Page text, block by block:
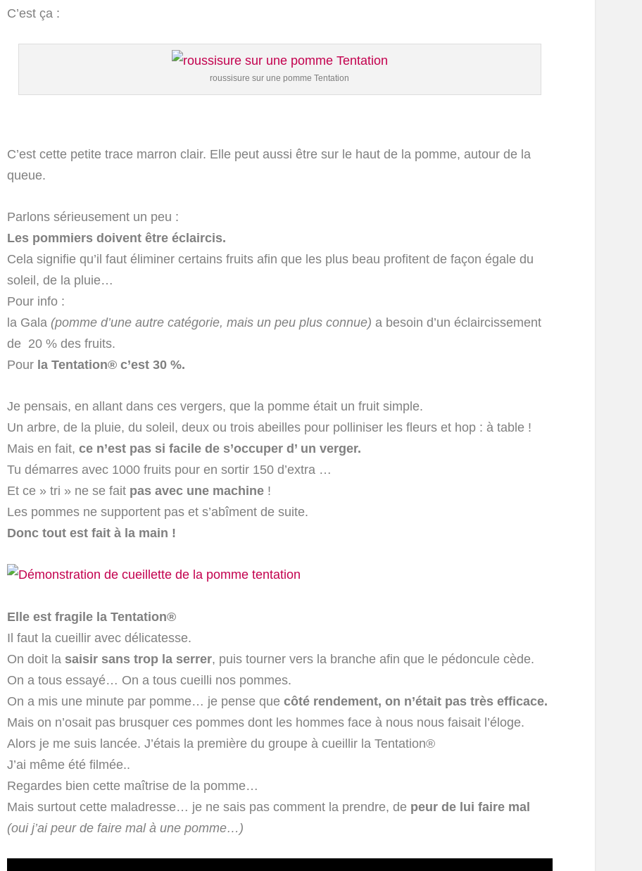
C’est ça :
roussisure sur une pomme Tentation
C’est cette petite trace marron clair. Elle peut aussi être sur le haut de la pomme, autour de la
queue.
Parlons sérieusement un peu :
Les pommiers doivent être éclaircis.
Cela signifie qu’il faut éliminer certains fruits afin que les plus beau profitent de façon égale du
soleil, de la pluie…
Pour info :
la Gala (pomme d’une autre catégorie, mais un peu plus connue) a besoin d’un éclaircissement
de 20 % des fruits.
Pour la Tentation® c’est 30 %.
Je pensais, en allant dans ces vergers, que la pomme était un fruit simple.
Un arbre, de la pluie, du soleil, deux ou trois abeilles pour polliniser les fleurs et hop : à table !
Mais en fait, ce n’est pas si facile de s’occuper d’ un verger.
Tu démarres avec 1000 fruits pour en sortir 150 d’extra …
Et ce » tri » ne se fait pas avec une machine!
Les pommes ne supportent pas et s’abîment de suite.
Donc tout est fait à la main !
Elle est fragile la Tentation®
Il faut la cueillir avec délicatesse.
On doit la saisir sans trop la serrer, puis tourner vers la branche afin que le pédoncule cède.
On a tous essayé… On a tous cueilli nos pommes.
On a mis une minute par pomme… je pense que côté rendement, on n’était pas très efficace.
Mais on n’osait pas brusquer ces pommes dont les hommes face à nous nous faisait l’éloge.
Alors je me suis lancée. J’étais la première du groupe à cueillir la Tentation®
J’ai même été filmée..
Regardes bien cette maîtrise de la pomme…
Mais surtout cette maladresse… je ne sais pas comment la prendre, de peur de lui faire mal
(oui j’ai peur de faire mal à une pomme…)